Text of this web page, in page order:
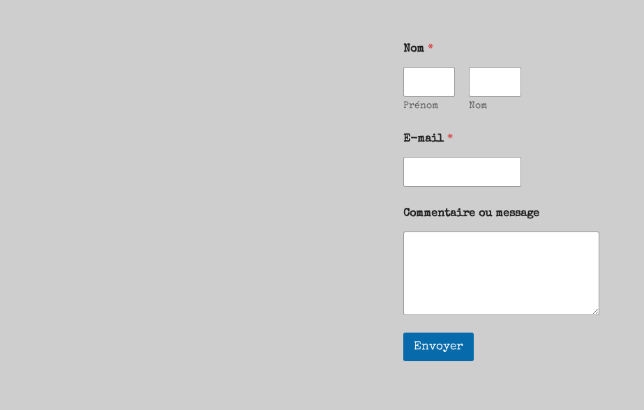
Nom *
Prénom Nom
E-mail *
Commentaire ou message
Envoyer